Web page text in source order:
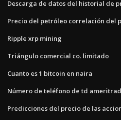
Descarga de datos del historial de
Precio del petróleo correlación del
Ripple xrp mining
Triángulo comercial co. limitado
Cuanto es 1 bitcoin en naira
Número de teléfono de td
Predicciones del precio de las